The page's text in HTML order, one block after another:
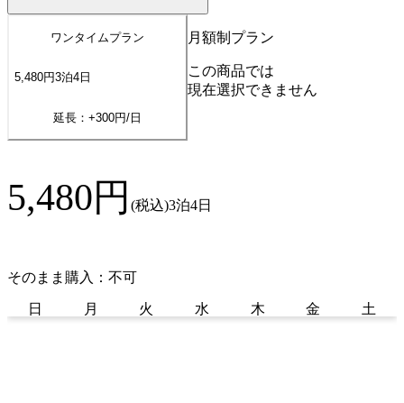
ワンタイムプラン
5,480円3泊4 日
延長：+300円/日
月額制プラン
この商品では
現在選択できません
5,480円 (税込)3泊4日
そのまま購入：不可
日 月 火 水 木 金 土